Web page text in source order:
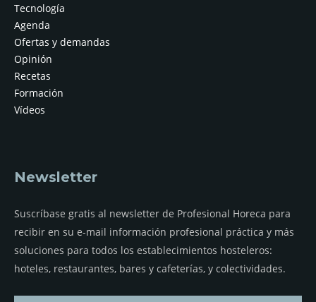
Tecnología
Agenda
Ofertas y demandas
Opinión
Recetas
Formación
Vídeos
Newsletter
Suscríbase gratis al newsletter de Profesional Horeca para
recibir en su e-mail información profesional práctica y más
soluciones para todos los establecimientos hosteleros:
hoteles, restaurantes, bares y cafeterías, y colectividades.